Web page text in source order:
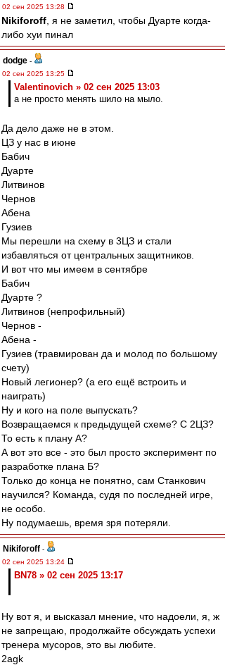
02 сен 2025 13:28
Nikiforoff , я не заметил, чтобы Дуарте когда-
либо хуи пинал
dodge -
02 сен 2025 13:25
Valentinovich » 02 сен 2025 13:03
а не просто менять шило на мыло.
Да дело даже не в этом.
ЦЗ у нас в июне
Бабич
Дуарте
Литвинов
Чернов
Абена
Гузиев
Мы перешли на схему в 3ЦЗ и стали
избавляться от центральных защитников.
И вот что мы имеем в сентябре
Бабич
Дуарте ?
Литвинов (непрофильный)
Чернов -
Абена -
Гузиев (травмирован да и молод по большому
счету)
Новый легионер? (а его ещё встроить и
наиграть)
Ну и кого на поле выпускать?
Возвращаемся к предыдущей схеме? С 2ЦЗ?
То есть к плану А?
А вот это все - это был просто эксперимент по
разработке плана Б?
Только до конца не понятно, сам Станкович
научился? Команда, судя по последней игре,
не особо.
Ну подумаешь, время зря потеряли.
Nikiforoff -
02 сен 2025 13:24
BN78 » 02 сен 2025 13:17
Ну вот я, и высказал мнение, что надоели, я, ж
не запрещаю, продолжайте обсуждать успехи
тренера мусоров, это вы любите.
2agk